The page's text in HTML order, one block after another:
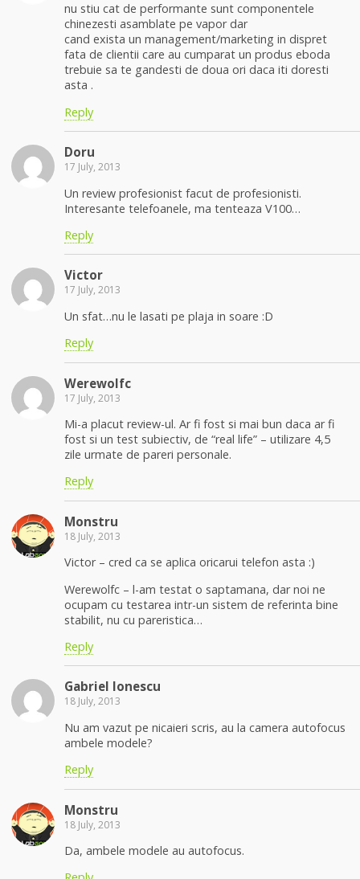
nu stiu cat de performante sunt componentele
chinezesti asamblate pe vapor dar
cand exista un management/marketing in dispret
fata de clientii care au cumparat un produs eboda
trebuie sa te gandesti de doua ori daca iti doresti
asta .
Reply
Doru
17 July, 2013
Un review profesionist facut de profesionisti.
Interesante telefoanele, ma tenteaza V100…
Reply
Victor
17 July, 2013
Un sfat…nu le lasati pe plaja in soare :D
Reply
Werewolfc
17 July, 2013
Mi-a placut review-ul. Ar fi fost si mai bun daca ar fi
fost si un test subiectiv, de “real life” – utilizare 4,5
zile urmate de pareri personale.
Reply
Monstru
18 July, 2013
Victor – cred ca se aplica oricarui telefon asta :)
Werewolfc – l-am testat o saptamana, dar noi ne
ocupam cu testarea intr-un sistem de referinta bine
stabilit, nu cu pareristica…
Reply
Gabriel Ionescu
18 July, 2013
Nu am vazut pe nicaieri scris, au la camera autofocus
ambele modele?
Reply
Monstru
18 July, 2013
Da, ambele modele au autofocus.